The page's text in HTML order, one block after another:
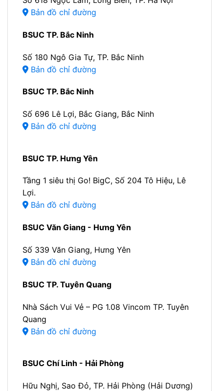
Bản đồ chỉ đường
BSUC TP. Bắc Ninh
Số 180 Ngô Gia Tự, TP. Bắc Ninh
Bản đồ chỉ đường
BSUC TP. Bắc Ninh
Số 696 Lê Lợi, Bắc Giang, Bắc Ninh
Bản đồ chỉ đường
BSUC TP. Hưng Yên
Tầng 1 siêu thị Go! BigC, Số 204 Tô Hiệu, Lê
Lợi.
Bản đồ chỉ đường
BSUC Văn Giang - Hưng Yên
Số 339 Văn Giang, Hưng Yên
Bản đồ chỉ đường
BSUC TP. Tuyên Quang
Nhà Sách Vui Vẻ – PG 1.08 Vincom TP. Tuyên
Quang
Bản đồ chỉ đường
BSUC Chí Linh - Hải Phòng
Hữu Nghị, Sao Đỏ, TP. Hải Phòng (Hải Dương)